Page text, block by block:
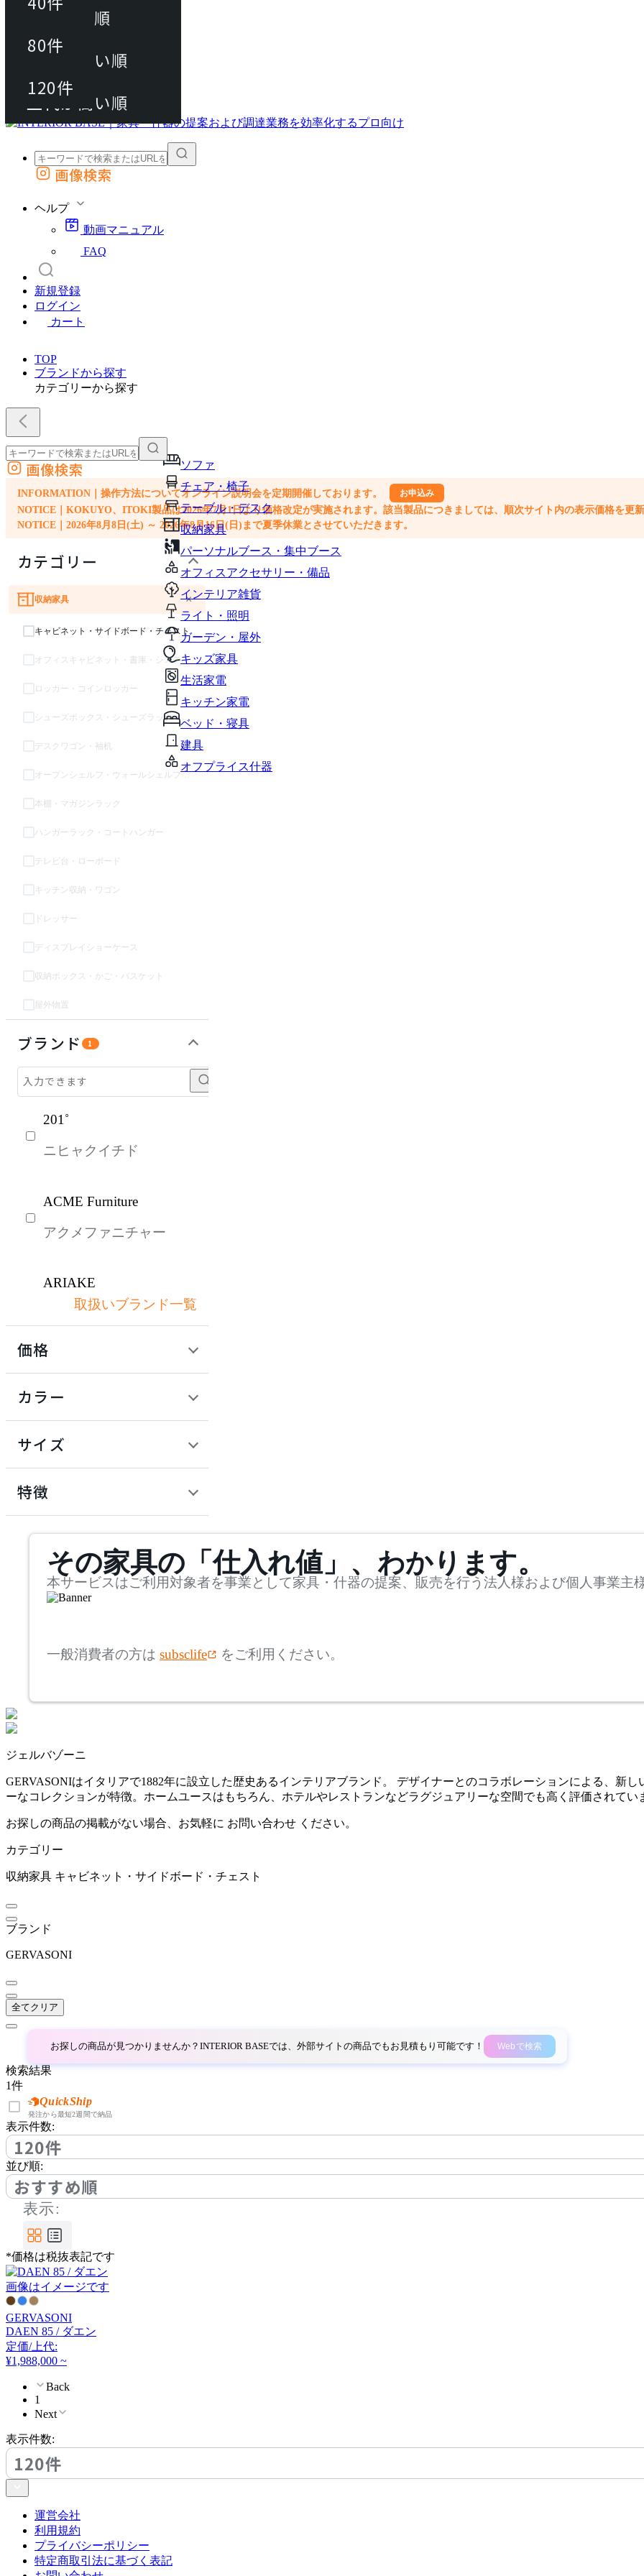
動画マニュアル
FAQ
カート
外部サイトの商品をカートに追加
画像検索
ヘルプ
動画マニュアル
FAQ
新規登録
ログイン
カート
TOP
ブランドから探す
カテゴリーから探す
ソファ
チェア・椅子
テーブル・デスク
収納家具
パーソナルブース・集中ブース
オフィスアクセサリー・備品
インテリア雑貨
ライト・照明
ガーデン・屋外
キッズ家具
生活家電
キッチン家電
ベッド・寝具
建具
オフプライス什器
外部サイトの商品をカートに追加
他のサイトで見つけた商品ページのURLを貼り付けて、カートに追加できます
画像検索
INFORMATION｜操作方法についてオンライン説明会を定期開催しております。 お申込み
NOTICE｜KOKUYO、ITOKI製品は2026年7月1日より価格改定が実施されます。該当製品につきましては、順次サイト内の表示価格を更新
NOTICE｜2026年8月8日(土) ～ 2026年8月16日(日)まで夏季休業とさせていただきます。
カテゴリー
ソファ
チェア・椅子
テーブル・デスク
収納家具 ×
キャビネット・サイドボード・チェスト
オフィスキャビネット・書庫・システム収納
ロッカー・コインロッカー
シューズボックス・シューズラック
デスクワゴン・袖机
オープンシェルフ・ウォールシェルフ・ラック
本棚・マガジンラック
ハンガーラック・コートハンガー
テレビ台・ローボード
キッチン収納・ワゴン
ドレッサー
ディスプレイショーケース
収納ボックス・かご・バスケット
屋外物置
ブランド 1
201˚
ニヒャクイチド
ACME Furniture
アクメファニチャー
ARIAKE
アリアケ
アルナイ
AZUMAYA
ボーコンセプト
サルファニチャーサプラ
CRUSH CRASH PROJECT
クラッシュクラッシュプ
ロジェクト
DULTON
ダルトン
EDDA
ETHNICRAFT
エスニクラフト
FIS
エフアイエス
FLACE
フレイス
FRITZ HANSEN
フリッツハンセン
GERVASONI
グビ
HAY
ヘイ
取扱いブランド一覧
価格
カラー
サイズ
mm
検索
~
~
mm
特徴
その家具の「仕入れ値」、わかります。
本サービスはご利用対象者を事業として家具・什器の提案、販売を行う法人様および個人事業主
一般消費者の方は subsclife をご利用ください。
ジェルバゾーニ
GERVASONIはイタリアで1882年に設立した歴史あるインテリアブランド。 デザイナーとのコラボレーションによる、新
ーなコレクションが特徴。ホームユースはもちろん、ホテルやレストランなどラグジュアリーな空間でも高く評価されてい
お探しの商品の掲載がない場合、お気軽に お問い合わせ ください。
カテゴリー
収納家具 キャビネット・サイドボード・チェスト
ブランド
GERVASONI
全てクリア
お探しの商品が見つかりませんか？INTERIOR BASEでは、外部サイトの商品でもお見積もり可能です！ Webで検索
検索結果
1件
QuickShip
発注から最短2週間で納品
表示件数:
120件
80件
120件
並び順:
おすすめ順
おすすめ順
上代が安い順
上代が高い順
表示:
*価格は税抜表記です
画像はイメージです
GERVASONI
DAEN 85 / ダエン
定価/上代:
¥1,988,000 ~
Back
1
Next
表示件数:
120件
80件
120件
運営会社
利用規約
プライバシーポリシー
特定商取引法に基づく表記